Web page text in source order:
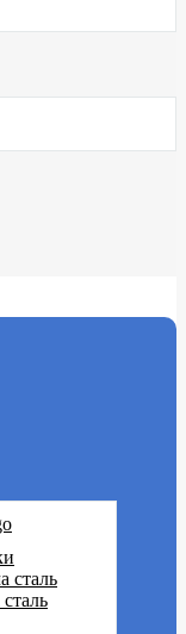
сталь